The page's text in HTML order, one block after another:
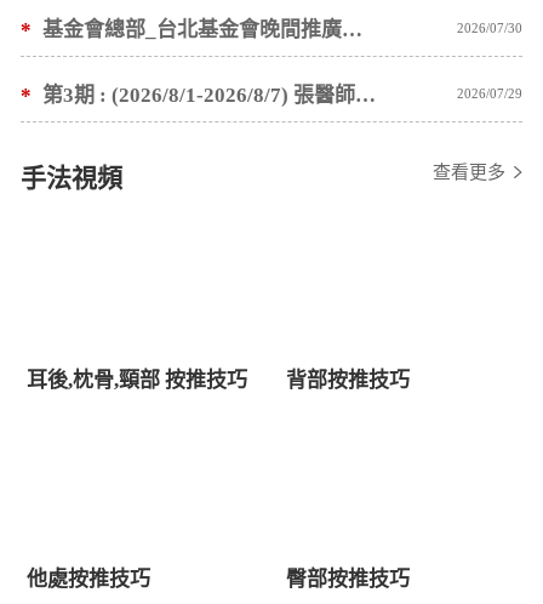
* 基金會總部_台北基金會晚間推廣暫停服務公告 2026/07/30
* 第3期 : (2026/8/1-2026/8/7) 張醫師親自培訓手法 廣州基礎班7 天錄取名單公告 2026/07/29
手法視頻 查看更多
耳後,枕骨,頸部 按推技巧 背部按推技巧
他處按推技巧 臀部按推技巧